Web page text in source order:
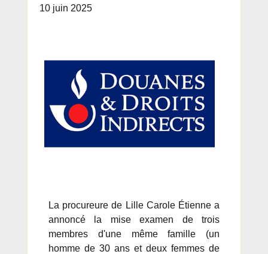
10 juin 2025
La procureure de Lille Carole Étienne a
annoncé la mise examen de trois
membres d'une même famille (un
homme de 30 ans et deux femmes de